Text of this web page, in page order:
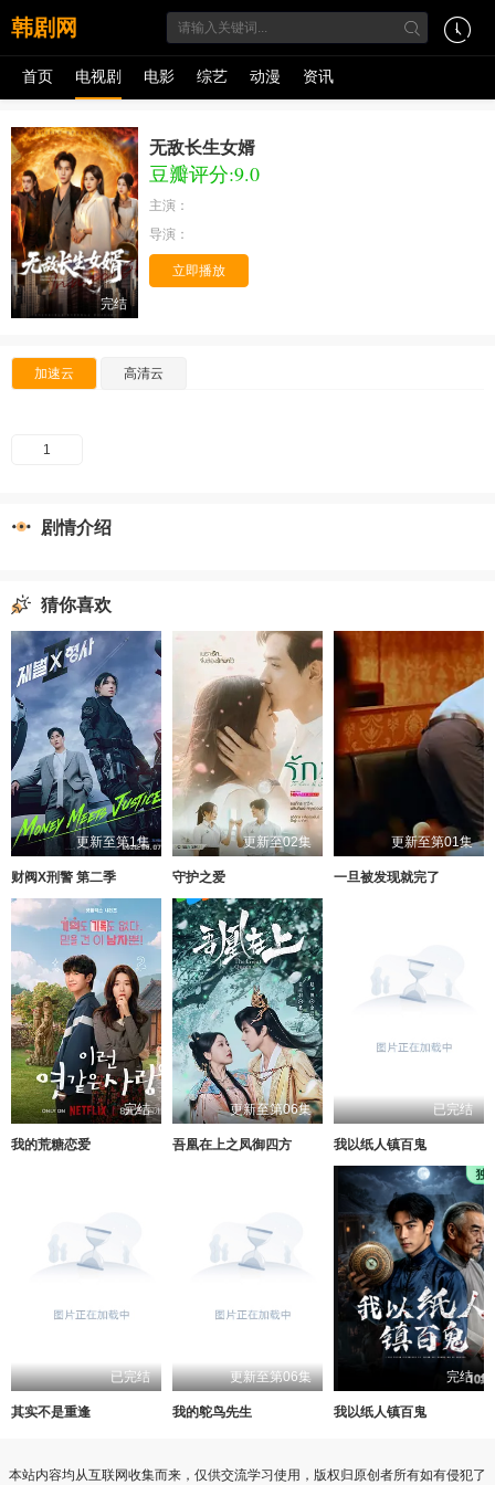
韩剧网
首页 电视剧 电影 综艺 动漫 资讯
完结
无敌长生女婿
豆瓣评分:9.0
主演：
导演：
立即播放
加速云 高清云
1
剧情介绍
猜你喜欢
更新至第1集
财阀X刑警 第二季
更新至02集
守护之爱
更新至第01集
一旦被发现就完了
完结
我的荒糖恋爱
更新至第06集
吾凰在上之凤御四方
已完结
我以纸人镇百鬼
已完结
其实不是重逢
更新至第06集
我的鸵鸟先生
完结
我以纸人镇百鬼
本站内容均从互联网收集而来，仅供交流学习使用，版权归原创者所有如有侵犯了